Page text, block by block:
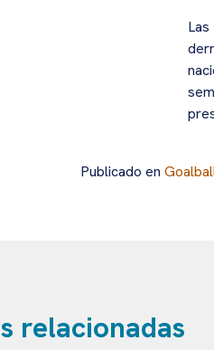
Publicado en
relacionadas